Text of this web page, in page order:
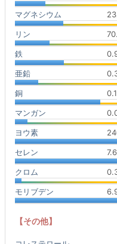
マグネシウム
リン
鉄
亜鉛
銅
マンガン
ヨウ素
セレン
クロム
モリブデン
【その他】